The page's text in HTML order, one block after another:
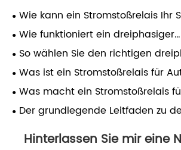
Wie kann ein Stromstoßrelais Ihr
verändern?
Wie funktioniert ein dreiphasiger
Schienenzählerkasten?
So wählen Sie den richtigen
Schienenzählerkasten für eine
Stromverteilung aus
Was ist ein Stromstoßrelais für
warum ist es für moderne
unerlässlich?
Was macht ein Stromstoßrelais
im modernen
Der grundlegende Leitfaden zu
Hinterlassen Sie mir eine